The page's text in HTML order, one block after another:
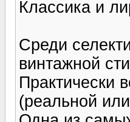
Классика и
Среди
винтажной
Практически
(реальной